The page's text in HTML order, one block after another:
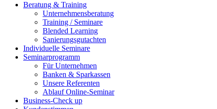
Beratung & Training
Unternehmens­beratung
Training / Seminare
Blended Learning
Sanierungs­gutachten
Individuelle Seminare
Seminarprogramm
Für Unternehmen
Banken & Sparkassen
Unsere Referenten
Ablauf Online-Seminar
Business-Check up